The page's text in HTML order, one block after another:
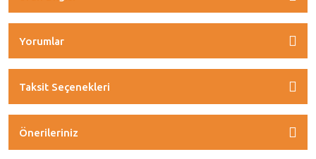
Yorumlar
Taksit Seçenekleri
Önerileriniz